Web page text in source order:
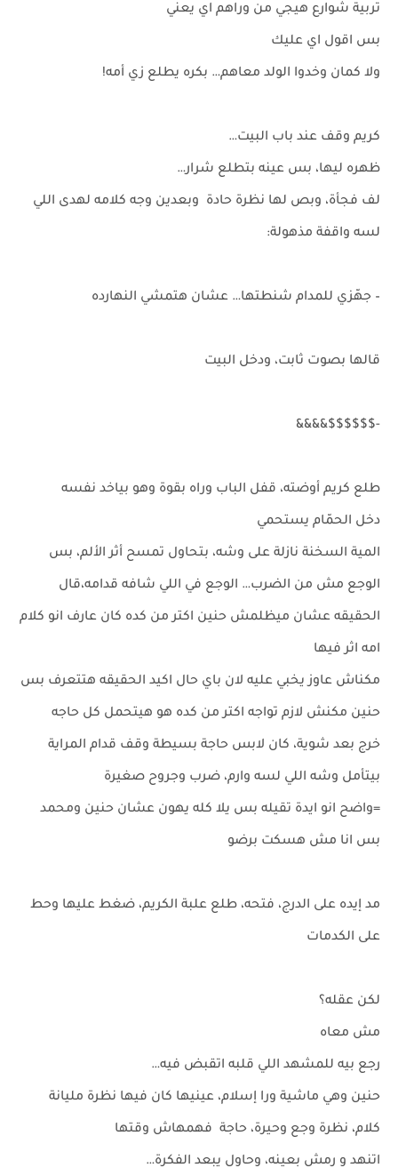
تربية شوارع هيجي من وراهم اي يعني
بس اقول اي عليك
ولا كمان وخدوا الولد معاهم… بكره يطلع زي أمه!
كريم وقف عند باب البيت…
ظهره ليها، بس عينه بتطلع شرار…
لف فجأة، وبص لها نظرة حادة وبعدين وجه كلامه لهدى اللي
لسه واقفة مذهولة:
– جهّزي للمدام شنطتها… عشان هتمشي النهارده
قالها بصوت ثابت، ودخل البيت
-$$$$$$&&&&
طلع كريم أوضته، قفل الباب وراه بقوة وهو بياخد نفسه
دخل الحمّام يستحمي
المية السخنة نازلة على وشه، بتحاول تمسح أثر الألم، بس
الوجع مش من الضرب… الوجع في اللي شافه قدامه،قال
الحقيقه عشان ميظلمش حنين اكتر من كده كان عارف انو كلام
امه اثر فيها
مكناش عاوز يخبي عليه لان باي حال اكيد الحقيقه هتتعرف بس
حنين مكنش لازم تواجه اكتر من كده هو هيتحمل كل حاجه
خرج بعد شوية، كان لابس حاجة بسيطة وقف قدام المراية
بيتأمل وشه اللي لسه وارم، ضرب وجروح صغيرة
=واضح انو ايدة تقيله بس يلا كله يهون عشان حنين ومحمد
بس انا مش هسكت برضو
مد إيده على الدرج، فتحه، طلع علبة الكريم، ضغط عليها وحط
على الكدمات
لكن عقله؟
مش معاه
رجع بيه للمشهد اللي قلبه اتقبض فيه…
حنين وهي ماشية ورا إسلام، عينيها كان فيها نظرة مليانة
كلام، نظرة وجع وحيرة، حاجة فهمهاش وقتها
اتنهد و رمش بعينه، وحاول يبعد الفكرة…